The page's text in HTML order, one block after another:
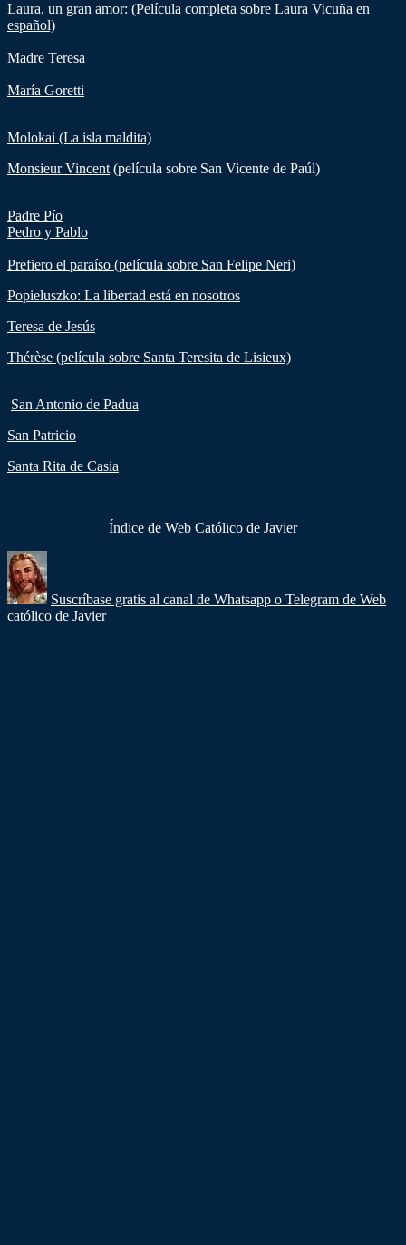
Laura, un gran amor: (Película completa sobre Laura Vicuña en
español)
Madre Teresa
María Goretti
Molokai (La isla maldita)
Monsieur Vincent (película sobre San Vicente de Paúl)
Padre Pío
Pedro y Pablo
Prefiero el paraíso (película sobre San Felipe Neri)
Popieluszko: La libertad está en nosotros
Teresa de Jesús
Thérèse (película sobre Santa Teresita de Lisieux)
San Antonio de Padua
San Patricio
Santa Rita de Casia
Índice de Web Católico de Javier
Suscríbase gratis al canal de Whatsapp o Telegram de Web
católico de Javier